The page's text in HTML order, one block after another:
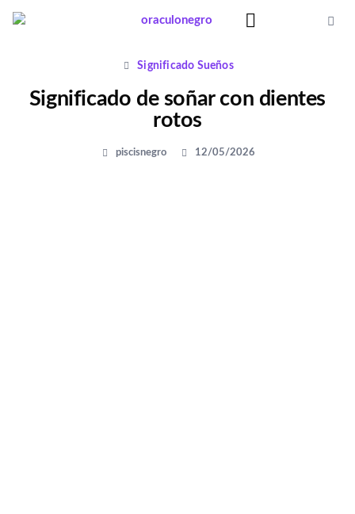
Significado Sueños
Significado de soñar con dientes
rotos
piscisnegro 12/05/2026